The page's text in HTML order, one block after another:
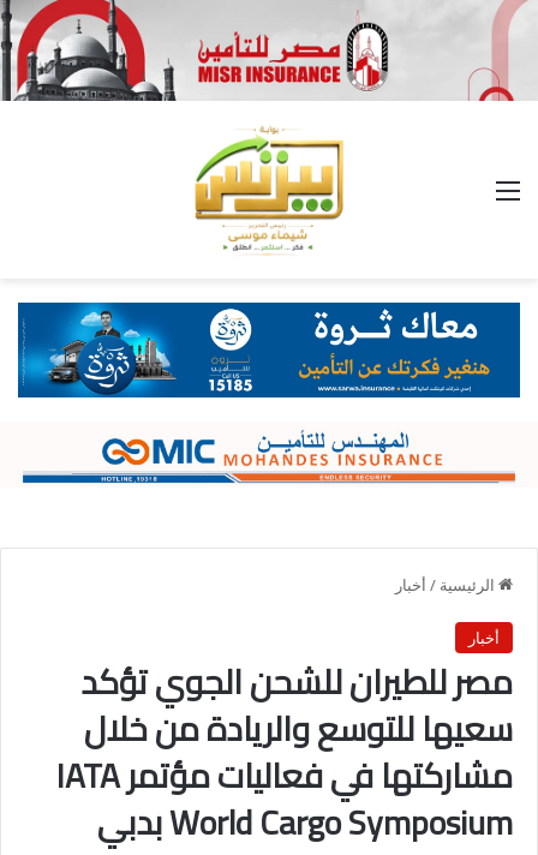
الرئيسية / أخبار
أخبار
مصر للطيران للشحن الجوي تؤكد
سعيها للتوسع والريادة من خلال
مشاركتها في فعاليات مؤتمر IATA
World Cargo Symposium بدبي